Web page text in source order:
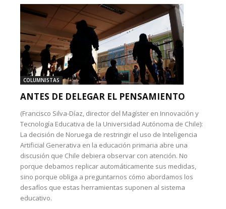
COLUMNISTAS
ANTES DE DELEGAR EL PENSAMIENTO
(Francisco Silva-Díaz, director del Magíster en Innovación y
Tecnología Educativa de la Universidad Autónoma de Chile):
La decisión de Noruega de restringir el uso de Inteligencia
Artificial Generativa en la educación primaria abre una
discusión que Chile debiera observar con atención. No
porque debamos replicar automáticamente sus medidas,
sino porque obliga a preguntarnos cómo abordamos los
desafíos que estas herramientas suponen al sistema
educativo.